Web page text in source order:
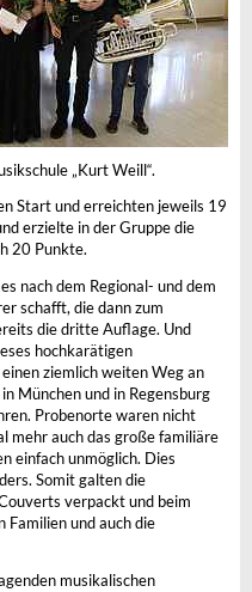
„Kurt Weill“.
Start und erreichten jeweils 19
erzielte in der Gruppe die
20 Punkte.
nach dem Regional- und dem
schafft, die dann zum
die dritte Auflage. Und
hochkarätigen
ziemlich weiten Weg an
München und in Regensburg
Probenorte waren nicht
mehr auch das große familiäre
einfach unmöglich. Dies
Somit galten die
verpackt und beim
Familien und auch die
musikalischen